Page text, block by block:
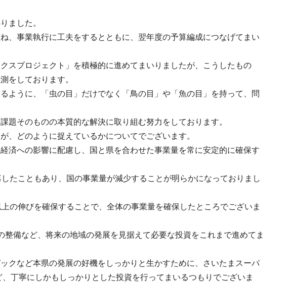
ました。
、事業執行に工夫をするとともに、翌年度の予算編成につなげてまい
スプロジェクト」を積極的に進めてまいりましたが、こうしたもの
をしております。
ように、「虫の目」だけでなく「鳥の目」や「魚の目」を持って、問
題そのものの本質的な解決に取り組む努力をしております。
、どのように捉えているかについてでございます。
済への影響に配慮し、国と県を合わせた事業量を常に安定的に確保す
たこともあり、国の事業量が減少することが明らかになっておりまし
の伸びを確保することで、全体の事業量を確保したところでございま
備など、将来の地域の発展を見据えて必要な投資をこれまで進めてま
クなど本県の発展の好機をしっかりと生かすために、さいたまスーパ
丁寧にしかもしっかりとした投資を行ってまいるつもりでございま